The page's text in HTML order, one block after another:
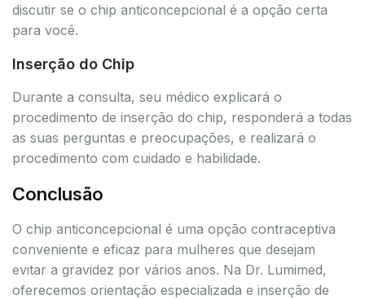
discutir se o chip anticoncepcional é a opção certa
para você.
Inserção do Chip
Durante a consulta, seu médico explicará o
procedimento de inserção do chip, responderá a todas
as suas perguntas e preocupações, e realizará o
procedimento com cuidado e habilidade.
Conclusão
O chip anticoncepcional é uma opção contraceptiva
conveniente e eficaz para mulheres que desejam
evitar a gravidez por vários anos. Na Dr. Lumimed,
oferecemos orientação especializada e inserção de